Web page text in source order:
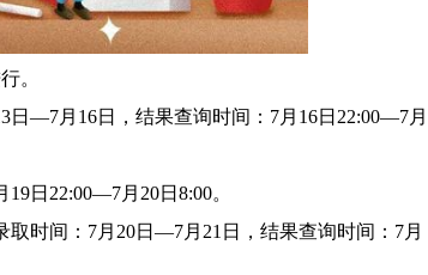
。
—7月16日，结果查询时间：7月16日22:00—7月
日22:00—7月20日8:00。
时间：7月20日—7月21日，结果查询时间：7月